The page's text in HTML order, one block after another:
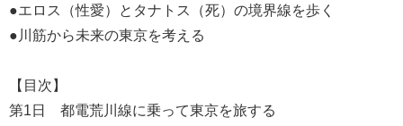
●エロス（性愛）とタナトス（死）の境界線を歩く
●川筋から未来の東京を考える
【目次】
第1日 都電荒川線に乗って東京を旅する